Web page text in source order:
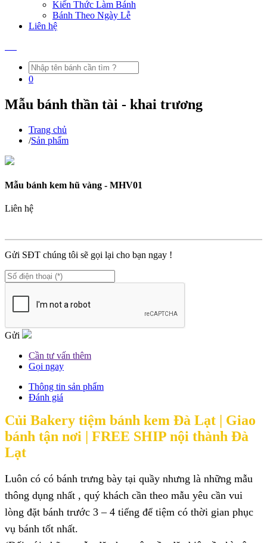
Kiến Thức Làm Bánh
Bánh Theo Ngày Lễ
Liên hệ
0
Mẫu bánh thần tài - khai trương
Trang chủ
/Sản phẩm
Mẫu bánh kem hũ vàng - MHV01
Liên hệ
Gửi SĐT chúng tôi sẽ gọi lại cho bạn ngay !
Gửi
Cần tư vấn thêm
Gọi ngay
Thông tin sản phẩm
Đánh giá
Củi Bakery tiệm bánh kem Đà Lạt | Giao
bánh tận nơi | FREE SHIP nội thành Đà
Lạt
Luôn có có bánh trưng bày tại quầy nhưng là những mẫu
thông dụng nhất , quý khách cần theo mẫu yêu cần vui
lòng đặt bánh trước 3 – 4 tiếng để tiệm có thời gian phục
vụ bánh tốt nhất.